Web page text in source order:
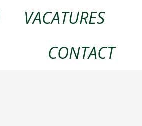
VACATURES
CONTACT